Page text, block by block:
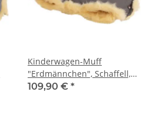
Kinderwagen-Muff
"Erdmännchen", Schaffell,
Naturkind Kinderwagen
109,90 € *